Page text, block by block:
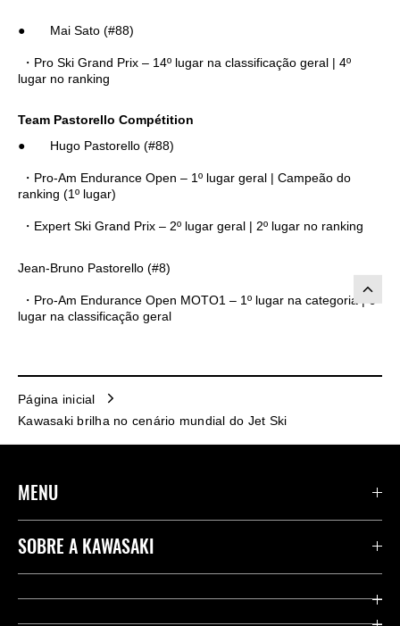
● Mai Sato (#88)
・Pro Ski Grand Prix – 14º lugar na classificação geral | 4º
lugar no ranking
Team Pastorello Compétition
● Hugo Pastorello (#88)
・Pro-Am Endurance Open – 1º lugar geral | Campeão do
ranking (1º lugar)
・Expert Ski Grand Prix – 2º lugar geral | 2º lugar no ranking
Jean-Bruno Pastorello (#8)
・Pro-Am Endurance Open MOTO1 – 1º lugar na categoria | 6º
lugar na classificação geral
Página inicial
Kawasaki brilha no cenário mundial do Jet Ski
MENU
PRODUTOS
SOBRE A KAWASAKI
WEBSITES INTERNACIONAIS